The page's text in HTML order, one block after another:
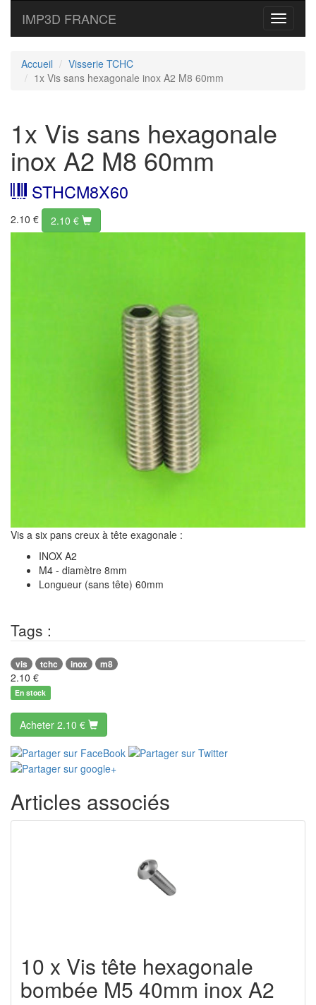
Toggle
IMP3D FRANCE
Accueil
Visserie TCHC
1x Vis sans hexagonale inox A2 M8 60mm
1x Vis sans hexagonale
inox A2 M8 60mm
STHCM8X60
2.10 € 2.10 €
Vis a six pans creux à tête exagonale :
INOX A2
M4 - diamètre 8mm
Longueur (sans tête) 60mm
Tags :
vis tchc inox m8
2.10 €
En stock
Acheter 2.10 €
Articles associés
10 x Vis tête hexagonale
bombée M5 40mm inox A2